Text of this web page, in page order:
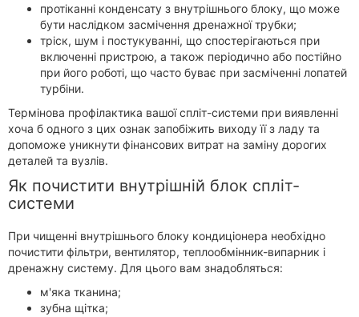
протіканні конденсату з внутрішнього блоку, що може
бути наслідком засмічення дренажної трубки;
тріск, шум і постукуванні, що спостерігаються при
включенні пристрою, а також періодично або постійно
при його роботі, що часто буває при засміченні лопатей
турбіни.
Термінова профілактика вашої спліт-системи при виявленні
хоча б одного з цих ознак запобіжить виходу її з ладу та
допоможе уникнути фінансових витрат на заміну дорогих
деталей та вузлів.
Як почистити внутрішній блок спліт-
системи
При чищенні внутрішнього блоку кондиціонера необхідно
почистити фільтри, вентилятор, теплообмінник-випарник і
дренажну систему. Для цього вам знадобляться:
м'яка тканина;
зубна щітка;